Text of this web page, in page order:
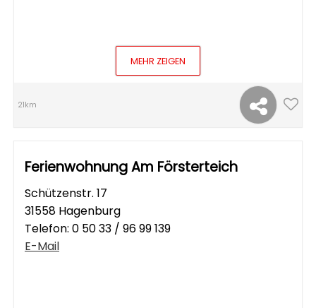
MEHR ZEIGEN
21km
Ferienwohnung Am Försterteich
Schützenstr. 17
31558 Hagenburg
Telefon: 0 50 33 / 96 99 139
E-Mail